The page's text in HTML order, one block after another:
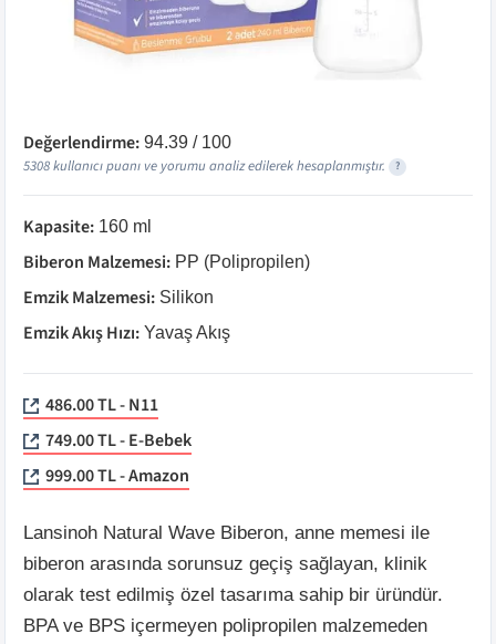
Değerlendirme: 94.39 / 100
5308kullanıcı puanı ve yorumu analiz edilerek hesaplanmıştır. ?
Kapasite: 160 ml
Biberon Malzemesi: PP (Polipropilen)
Emzik Malzemesi: Silikon
Emzik Akış Hızı: Yavaş Akış
486.00 TL - N11
749.00 TL - E-Bebek
999.00 TL - Amazon
Lansinoh Natural Wave Biberon, anne memesi ile
biberon arasında sorunsuz geçiş sağlayan, klinik
olarak test edilmiş özel tasarıma sahip bir üründür.
BPA ve BPS içermeyen polipropilen malzemeden